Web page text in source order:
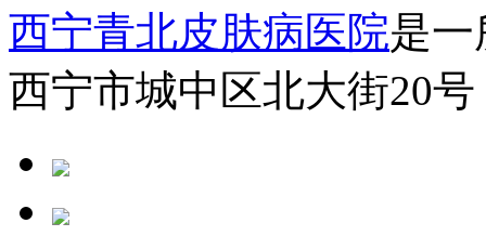
西宁青北皮肤病医院是
西宁市城中区北大街20